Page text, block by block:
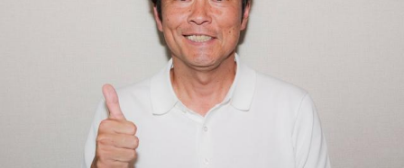
「どんな環境でも花は咲く」「その場所で咲く花がある」と
いうメッセージにつながっていると話した。人生は何度でも
立ち上がれるという応援歌は、自身の歩みそのものでもある
さらに、趣味についてもトークを展開。愛犬と過ごす時間を
増やすために驚くべきあるものを購入したと言う。さて何を